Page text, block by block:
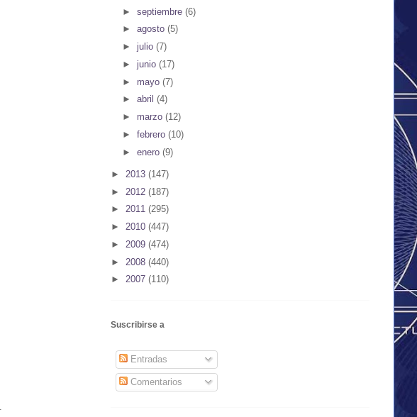
► septiembre (6)
► agosto (5)
► julio (7)
► junio (17)
► mayo (7)
► abril (4)
► marzo (12)
► febrero (10)
► enero (9)
► 2013 (147)
► 2012 (187)
► 2011 (295)
► 2010 (447)
► 2009 (474)
► 2008 (440)
► 2007 (110)
Suscribirse a
Entradas
Comentarios